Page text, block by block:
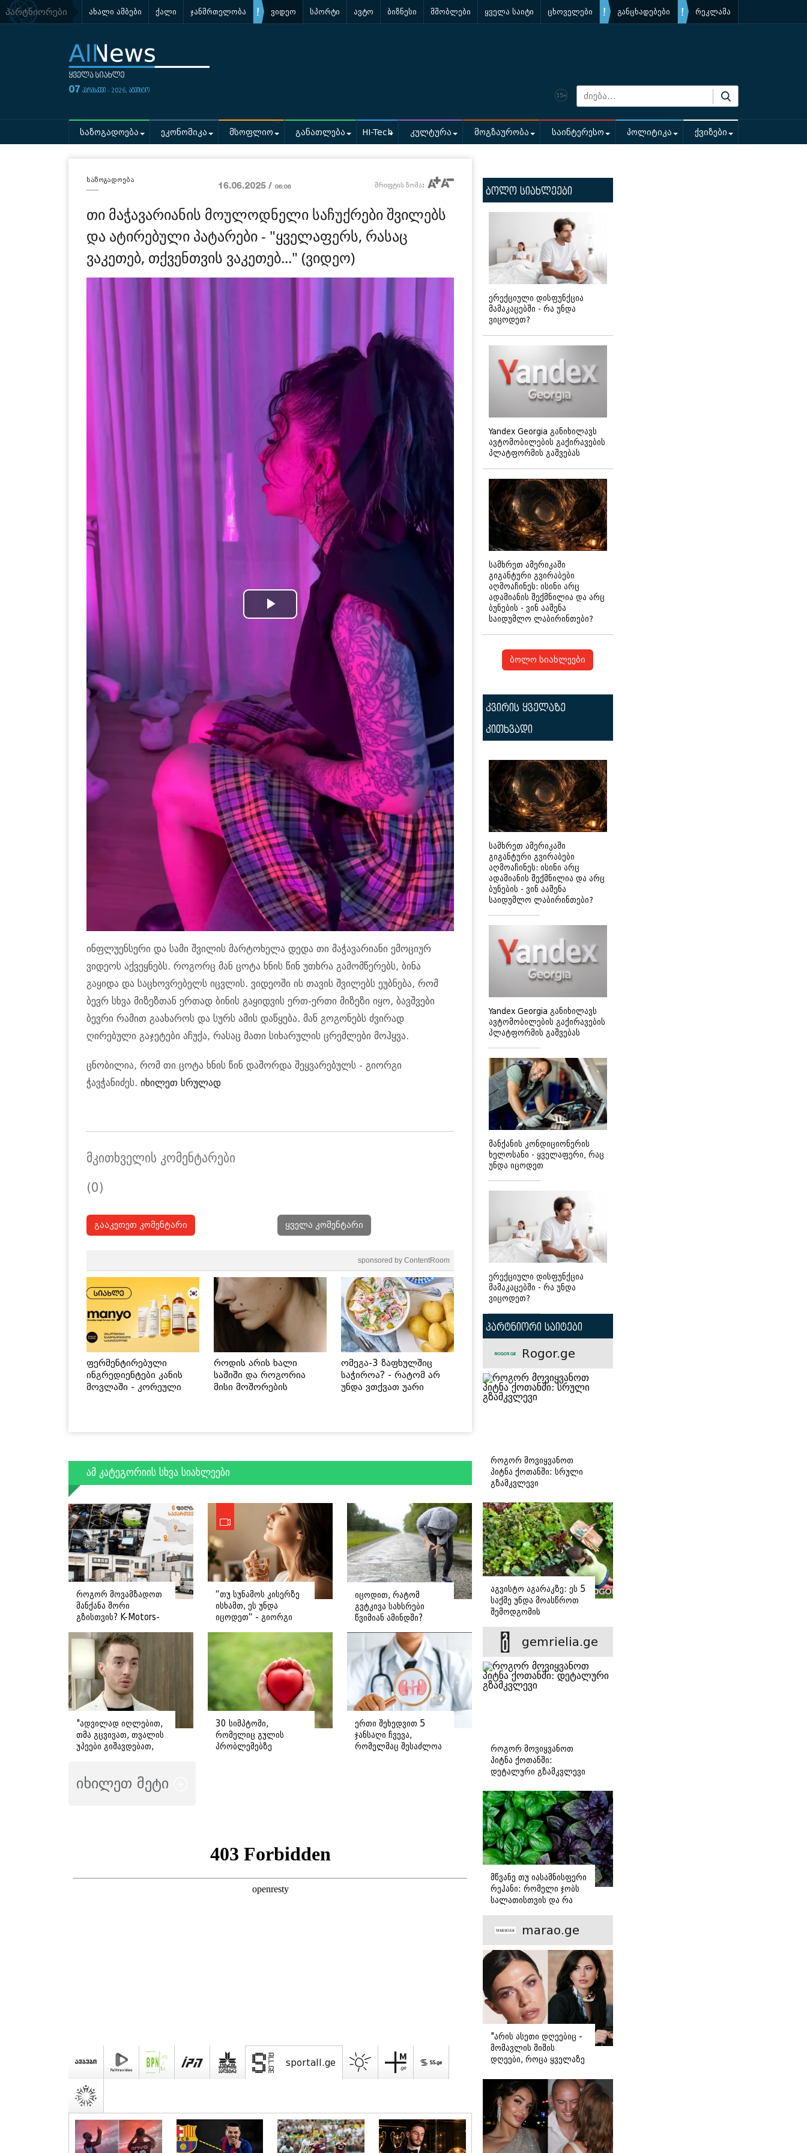
პარტნიორები ახალი ამბები ქალი ჯანმრთელობა ვიდეო სპორტი ავტო ბიზნესი მშობლები ყველა საიტი ცხოველები განცხადებები რეკლამა
07 პარასკევი - 2026, აგვისტო
საზოგადოება ეკონომიკა მსოფლიო განათლება HI-Tech კულტურა მოგზაურობა საინტერესო პოლიტიკა ქვიზები
საზოგადოება
16.06.2025 / 06:06 შრიფტის ზომა:
თი მაჭავარიანის მოულოდნელი საჩუქრები შვილებს
და ატირებული პატარები - "ყველაფერს, რასაც
ვაკეთებ, თქვენთვის ვაკეთებ..." (ვიდეო)
Play
Video
ინფლუენსერი და სამი შვილის მარტოხელა დედა თი მაჭავარიანი ემოციურ
ვიდეოს აქვეყნებს. როგორც მან ცოტა ხნის წინ უთხრა გამომწერებს, ბინა
გაყიდა და საცხოვრებელს იცვლის. ვიდეოში ის თავის შვილებს ეუბნება, რომ
ბევრ სხვა მიზეზთან ერთად ბინის გაყიდვის ერთ-ერთი მიზეზი იყო, ბავშვები
ბევრი რამით გაახაროს და სურს ამის დაწყება. მან გოგონებს ძვირად
ღირებული გაჯეტები აჩუქა, რასაც მათი სიხარულის ცრემლები მოჰყვა.
ცნობილია, რომ თი ცოტა ხნის წინ დაშორდა შეყვარებულს - გიორგი
ჭავჭანიძეს. იხილეთ სრულად
მკითხველის კომენტარები
(0)
გააკეთეთ კომენტარი ყველა კომენტარი
sponsored by ContentRoom
ფერმენტირებული
ინგრედიენტები კანის
მოვლაში - კორეული
როდის არის ხალი
საშიში და როგორია
მისი მოშორების
ომეგა-3 ზაფხულშიც
საჭიროა? - რატომ არ
უნდა ვთქვათ უარი
ამ კატეგორიის სხვა სიახლეები
როგორ მოვამზადოთ
მანქანა შორი
გზისთვის? K-Motors-
“თუ სუნამოს კისერზე
ისხამთ, ეს უნდა
იცოდეთ“ - გიორგი
იცოდით, რატომ
გვტკივა სახსრები
წვიმიან ამინდში?
"ადვილად იღლებით,
თმა გცვივათ, თვალის
უპეები გიშავდებათ,
ამ სიმპტომების
გამომწვევ ყველაზე
30 სიმპტომი,
რომელიც გულის
პრობლემებზე
ერთი შეხედვით 5
ჯანსაღი ჩვევა,
რომელმაც შესაძლოა
იხილეთ მეტი
msholebi.ge
ბოლო სიახლეები
ერექციული დისფუნქცია
მამაკაცებში - რა უნდა
ვიცოდეთ?
Yandex Georgia განიხილავს
ავტომობილების გაქირავების
პლატფორმის გაშვებას
სამხრეთ ამერიკაში
გიგანტური გვირაბები
აღმოაჩინეს: ისინი არც
ადამიანის შექმნილია და არც
ბუნების - ვინ ააშენა
საიდუმლო ლაბირინთები?
ბოლო სიახლეები
კვირის ყველაზე
კითხვადი
სამხრეთ ამერიკაში
გიგანტური გვირაბები
აღმოაჩინეს: ისინი არც
ადამიანის შექმნილია და არც
ბუნების - ვინ ააშენა
საიდუმლო ლაბირინთები?
Yandex Georgia განიხილავს
ავტომობილების გაქირავების
პლატფორმის გაშვებას
მანქანის კონდიციონერის
ხელოსანი - ყველაფერი, რაც
უნდა იცოდეთ
ერექციული დისფუნქცია
მამაკაცებში - რა უნდა
ვიცოდეთ?
პარტნიორი საიტები
Rogor.ge
როგორ მოვიყვანოთ
პიტნა ქოთანში: სრული
გზამკვლევი
აგვისტო აგარაკზე: ეს 5
საქმე უნდა მოასწროთ
შემოდგომის
gemrielia.ge
როგორ მოვიყვანოთ
პიტნა ქოთანში:
დეტალური გზამკვლევი
მწვანე თუ იასამნისფერი
რეჰანი: რომელი ჯობს
სალათისთვის და რა
marao.ge
"არის ასეთი დღეებიც -
მომავლის შიშის
დღეები, როცა ყველაზე
- ირინა ონაშვილის
წერილი